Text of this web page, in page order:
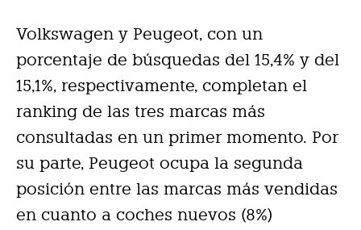
Volkswagen y Peugeot, con un
porcentaje de búsquedas del 15,4% y del
15,1%, respectivamente, completan el
ranking de las tres marcas más
consultadas en un primer momento. Por
su parte, Peugeot ocupa la segunda
posición entre las marcas más vendidas
en cuanto a coches nuevos (8%)